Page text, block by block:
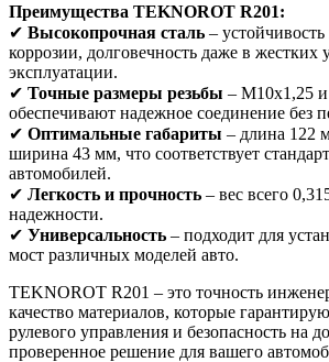
Преимущества TEKNOROT R201:
✔ Высокопрочная сталь –
коррозии, долговечность даже в жестких
эксплуатации.
✔ Точные размеры резьбы – M10x1,25
обеспечивают надежное соединение без
✔ Оптимальные габариты – длина 122
ширина 43 мм, что соответствует
автомобилей.
✔ Легкость и прочность – вес всего
надежности.
✔ Универсальность – подходит для
мост различных моделей авто.
TEKNOROT R201 – это точность
качество материалов, которые
рулевого управления и безопасность на
проверенное решение для вашего